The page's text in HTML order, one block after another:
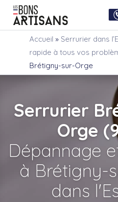
Accueil » Serrurier dans
rapide à tous vos
Brétigny-sur-Orge
Serrurier
Orge
Dépannage
à Brétigny-
dans